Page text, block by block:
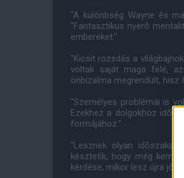
"A különbség Wayne és
"Fantasztikus nyerõ
embereket."
"Kicsit rozsdás a
voltak saját maga felé,
önbizalma megrendült, hisz
"Személyes problémái is
Ezekhez a dolgokhoz idõ
formájához."
"Lesznek olyan
késztetik, hogy még
kérdése, mikor lesz újra jó